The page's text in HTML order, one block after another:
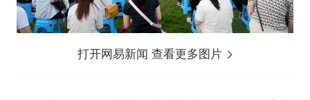
打开网易新闻 查看更多图片